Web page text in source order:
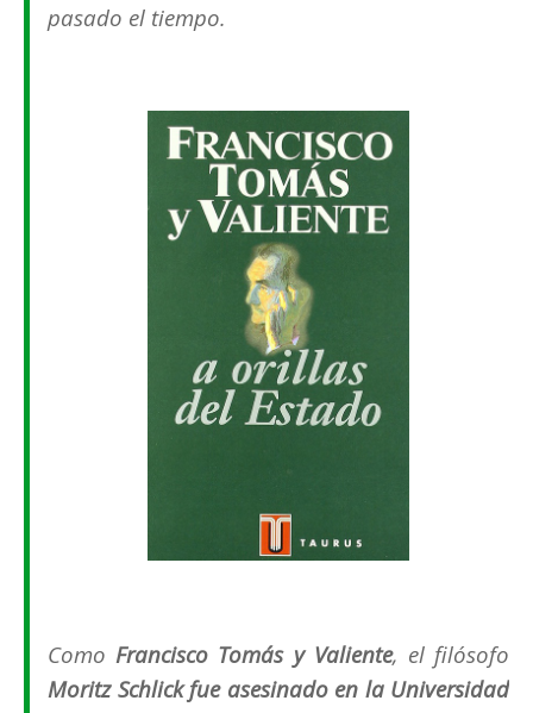
pasado el tiempo.
Como Francisco Tomás y Valiente, el filósofo
Moritz Schlick fue asesinado en la Universidad